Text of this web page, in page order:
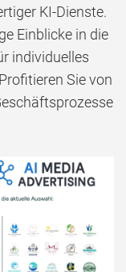
KI-Dienste.
Einblicke in die
individuelles
Sie von